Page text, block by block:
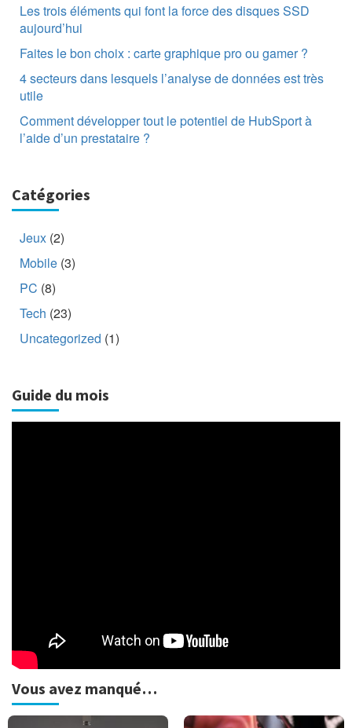
Les trois éléments qui font la force des disques SSD
aujourd’hui
Faites le bon choix : carte graphique pro ou gamer ?
4 secteurs dans lesquels l’analyse de données est très
utile
Comment développer tout le potentiel de HubSport à
l’aide d’un prestataire ?
Catégories
Jeux (2)
Mobile (3)
PC (8)
Tech (23)
Uncategorized (1)
Guide du mois
Vous avez manqué…